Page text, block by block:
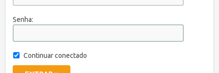
Senha:
Continuar conectado